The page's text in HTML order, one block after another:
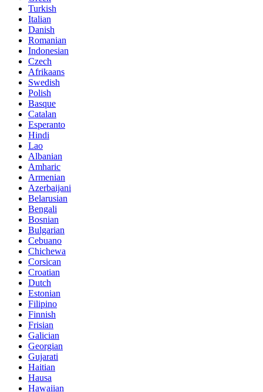
Turkish
Italian
Danish
Romanian
Indonesian
Czech
Afrikaans
Swedish
Polish
Basque
Catalan
Esperanto
Hindi
Lao
Albanian
Amharic
Armenian
Azerbaijani
Belarusian
Bengali
Bosnian
Bulgarian
Cebuano
Chichewa
Corsican
Croatian
Dutch
Estonian
Filipino
Finnish
Frisian
Galician
Georgian
Gujarati
Haitian
Hausa
Hawaiian